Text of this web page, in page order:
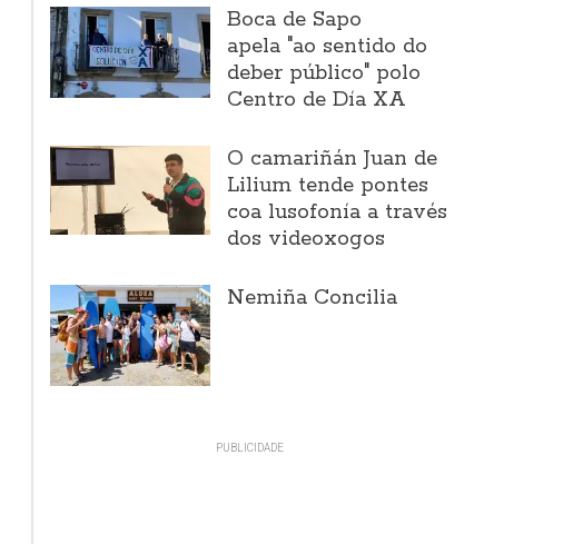
Boca de Sapo
apela "ao sentido do
deber público" polo
Centro de Día XA
O camariñán Juan de
Lilium tende pontes
coa lusofonía a través
dos videoxogos
Nemiña Concilia